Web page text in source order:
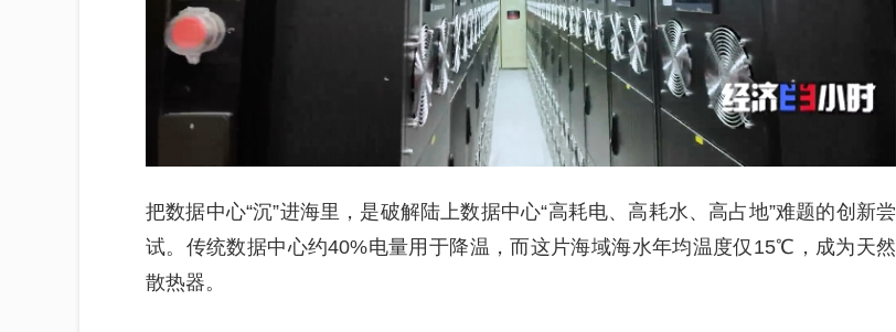
把数据中心“沉”进海里，是破解陆上数据中心“高耗电、高耗水、高占地”难题的创新尝
试。传统数据中心约40%电量用于降温，而这片海域海水年均温度仅15℃，成为天然
散热器。